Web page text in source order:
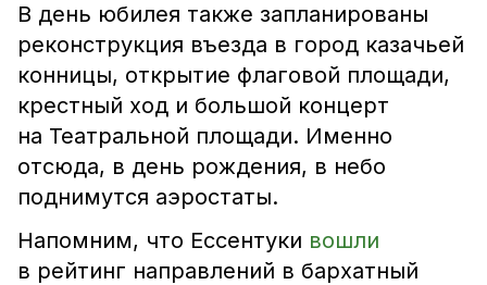
В день юбилея также запланированы
реконструкция въезда в город казачьей
конницы, открытие флаговой площади,
крестный ход и большой концерт
на Театральной площади. Именно
отсюда, в день рождения, в небо
поднимутся аэростаты.
Напомним, что Ессентуки вошли
в рейтинг направлений в бархатный